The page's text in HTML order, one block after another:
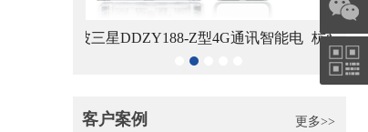
杭州海兴DDZY208-Z型RS485通讯智 青岛
客户案例 更多>>